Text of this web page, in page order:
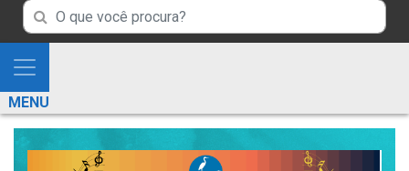
Campo
de
Busca
de
informações
Campo
de
de
informações
Mostra
e
Esconde
Menu
MENU